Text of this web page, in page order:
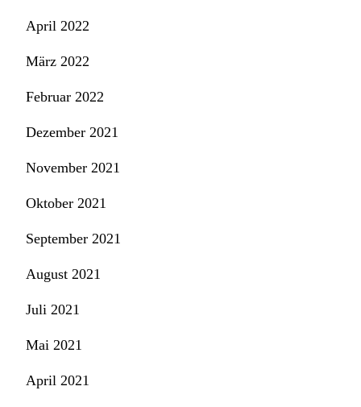
April 2022
März 2022
Februar 2022
Dezember 2021
November 2021
Oktober 2021
September 2021
August 2021
Juli 2021
Mai 2021
April 2021